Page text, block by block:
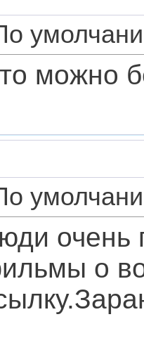
можно
очень
о